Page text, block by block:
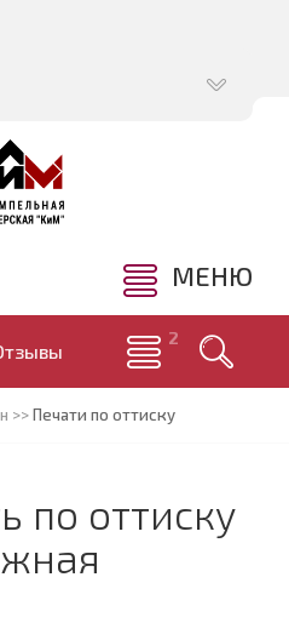
МЕНЮ
>>Печати по оттиску
по оттиску